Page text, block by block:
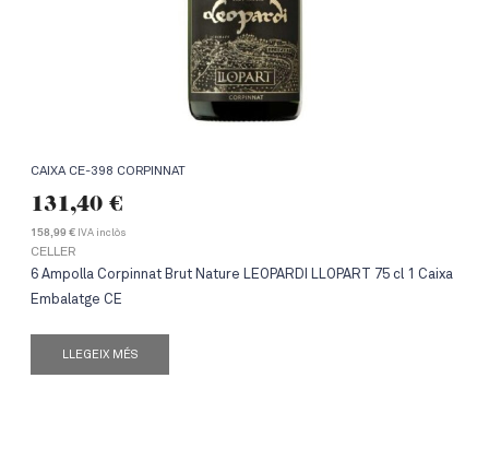
CAIXA CE-398 CORPINNAT
131,40 €
158,99 € IVA inclòs
CELLER
6 Ampolla Corpinnat Brut Nature LEOPARDI LLOPART 75 cl 1 Caixa
Embalatge CE
LLEGEIX MÉS